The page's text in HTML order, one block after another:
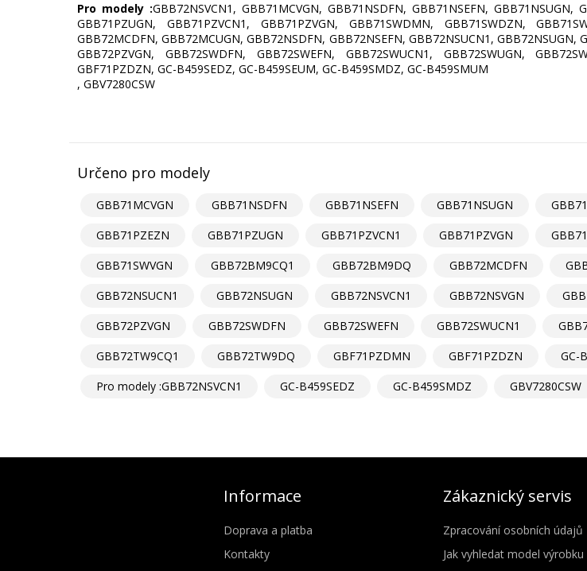
Pro modely :GBB72NSVCN1, GBB71MCVGN, GBB71NSDFN, GBB71NSEFN,
GBB71PZUGN, GBB71PZVCN1, GBB71PZVGN, GBB71SWDMN, GBB71SWDZN,
GBB72MCDFN, GBB72MCUGN, GBB72NSDFN, GBB72NSEFN, GBB72NSUCN1, GBB72NSUGN,
GBB72PZVGN, GBB72SWDFN, GBB72SWEFN, GBB72SWUCN1, GBB72SWUGN,
GBF71PZDZN, GC-B459SEDZ, GC-B459SEUM, GC-B459SMDZ, GC-B459SMUM
, GBV7280CSW
Určeno pro modely
GBB71MCVGN GBB71NSDFN GBB71NSEFN GBB71NSUGN
GBB71PZEZN
GBB71PZUGN GBB71PZVCN1 GBB71PZVGN
GBB71SWVGN
GBB72BM9CQ1 GBB72BM9DQ GBB72MCDFN
GBB72NSUCN1
GBB72NSUGN GBB72NSVCN1 GBB72NSVGN
GBB72PZVGN
GBB72SWDFN GBB72SWEFN GBB72SWUCN1
GBB72TW9CQ1
GBB72TW9DQ GBF71PZDMN GBF71PZDZN GC-
Pro modely :GBB72NSVCN1
GC-B459SEDZ GC-B459SMDZ GBV7280CSW
Informace
Doprava a platba
Kontakty
Zákaznický servis
Zpracování osobních údajů
Jak vyhledat model výrobku